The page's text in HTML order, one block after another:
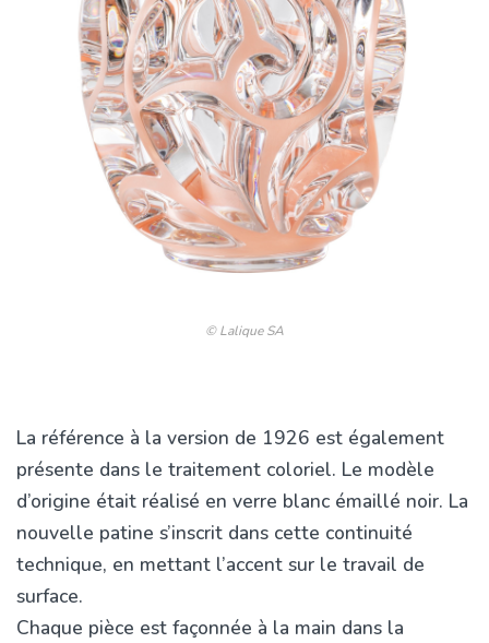
© Lalique SA
La référence à la version de 1926 est également
présente dans le traitement coloriel. Le modèle
d’origine était réalisé en verre blanc émaillé noir. La
nouvelle patine s’inscrit dans cette continuité
technique, en mettant l’accent sur le travail de
surface.
Chaque pièce est façonnée à la main dans la